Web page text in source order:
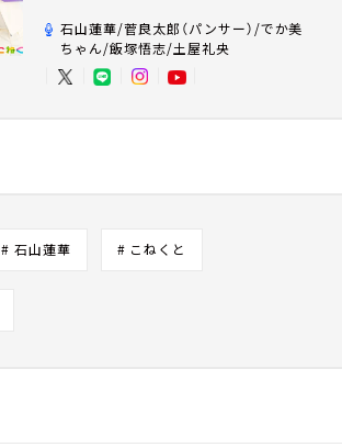
石山蓮華/菅良太郎（パンサー）/でか美
ちゃん/飯塚悟志/土屋礼央
# 石山蓮華 # こねくと